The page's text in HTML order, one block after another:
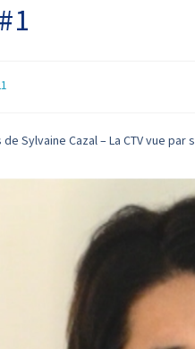
Sylvaine Cazal – La CTV vue par